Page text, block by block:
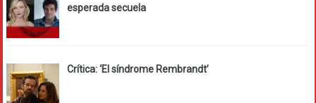
esperada secuela
Crítica: ‘El síndrome Rembrandt’